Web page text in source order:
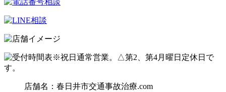
※祝日通常営業。△第2、第4月曜日定休日で
す。
店舗名：春日井市交通事故治療.com